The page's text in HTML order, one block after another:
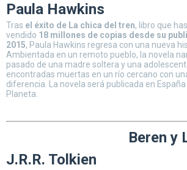
Paula Hawkins
Tras el éxito de La chica del tren, libro que
vendido 18 millones de copias desde su
2015, Paula Hawkins regresa con una nueva
Ambientada en un remoto pueblo, la novela
pasado de una madre soltera y una
encontradas muertas en un río cercano con
diferencia. La novela será publicada en
Planeta.
Beren y
J.R.R. Tolkien